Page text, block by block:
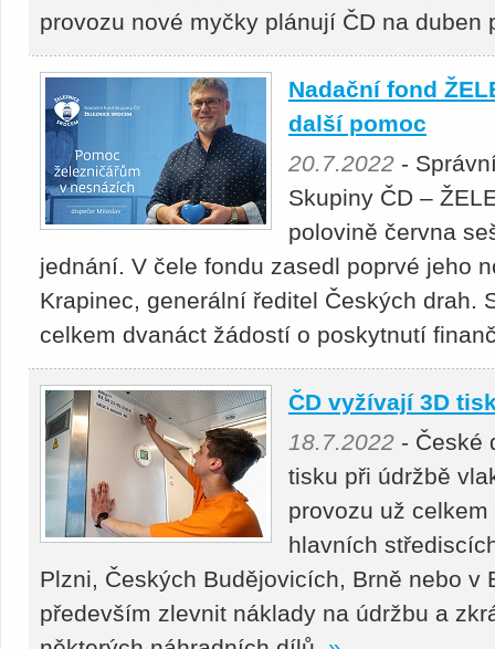
provozu nové myčky plánují ČD na duben
Nadační fond
další pomoc
20.7.2022 -
Skupiny ČD –
polovině června
jednání. V čele fondu zasedl poprvé jeho
Krapinec, generální ředitel Českých drah.
celkem dvanáct žádostí o poskytnutí
ČD vyžívají 3D
18.7.2022 - České
tisku při údržbě
provozu už
hlavních
Plzni, Českých Budějovicích, Brně nebo v
především zlevnit náklady na údržbu a